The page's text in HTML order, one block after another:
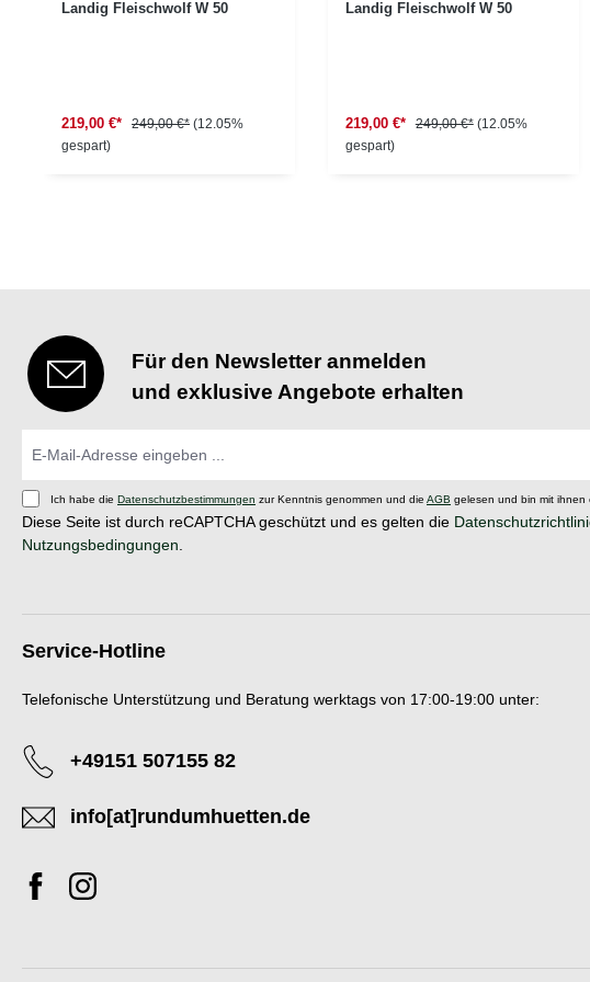
Landig Fleischwolf W 50
219,00 €* 249,00 €* (12.05%
gespart)
Landig Fleischwolf W 50
219,00 €* 249,00 €* (12.05%
gespart)
Für den Newsletter anmelden
und exklusive Angebote erhalten
Ich habe die Datenschutzbestimmungen zur Kenntnis genommen und die AGB gelesen und bin mit ihnen
Diese Seite ist durch reCAPTCHA geschützt und es gelten die
Nutzungsbedingungen
Service-Hotline
Telefonische Unterstützung und Beratung werktags von 17:00-19:00 unter:
+49151 507155 82
info[at]rundumhuetten.de